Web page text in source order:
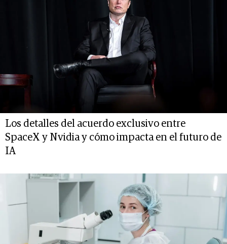
Los detalles del acuerdo exclusivo entre
SpaceX y Nvidia y cómo impacta en el futuro de
IA